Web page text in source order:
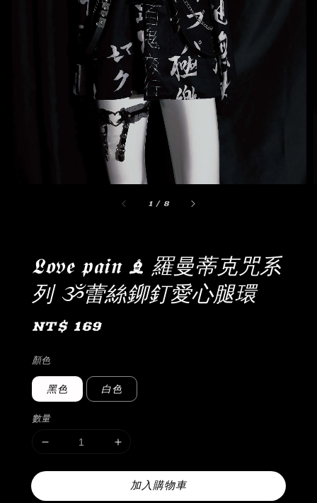
1 / 8
𝕷𝖔v𝖊 𝖕𝖆𝖎𝖓 ♝ 羅曼蒂克咒系
列 ૐ蕾絲鉚釘愛心腿環
Regular
NT$ 169
顏色
黑色 白色
數量
加入購物車